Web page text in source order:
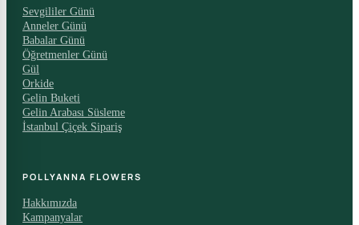
Sevgililer Günü
Anneler Günü
Babalar Günü
Öğretmenler Günü
Gül
Orkide
Gelin Buketi
Gelin Arabası Süsleme
İstanbul Çiçek Sipariş
POLLYANNA FLOWERS
Hakkımızda
Kampanyalar